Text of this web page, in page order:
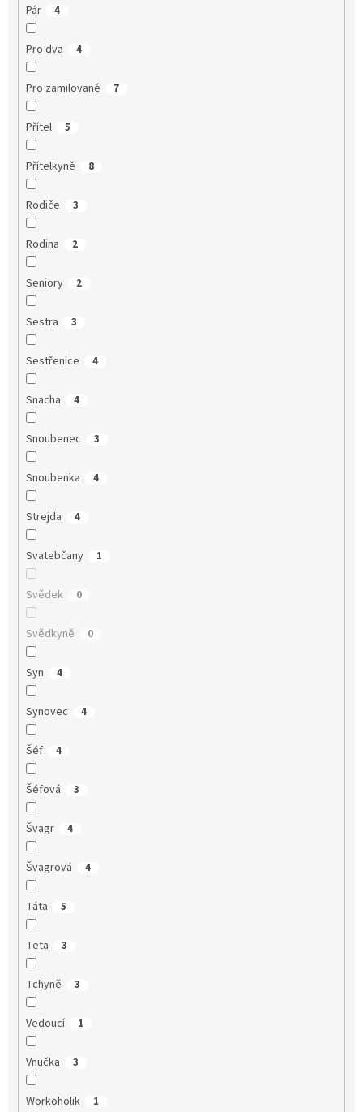
Pár 4
Pro dva 4
Pro zamilované 7
Přítel 5
Přítelkyně 8
Rodiče 3
Rodina 2
Seniory 2
Sestra 3
Sestřenice 4
Snacha 4
Snoubenec 3
Snoubenka 4
Strejda 4
Svatebčany 1
Svědek 0
Svědkyně 0
Syn 4
Synovec 4
Šéf 4
Šéfová 3
Švagr 4
Švagrová 4
Táta 5
Teta 3
Tchyně 3
Vedoucí 1
Vnučka 3
Workoholik 1